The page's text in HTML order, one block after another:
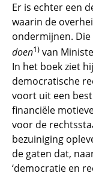
Er is echter een
waarin de
ondermijnen.
doen1) van
In het boek ziet
democratische
voort uit een
financiële
voor de
bezuiniging
de gaten dat,
‘democratie en